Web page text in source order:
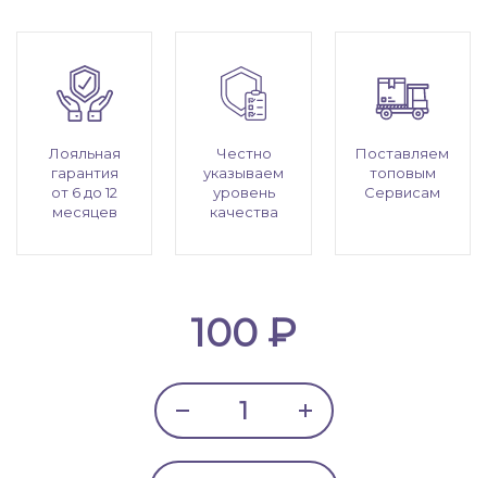
Лояльная
гарантия
от 6 до 12
месяцев
Честно
указываем
уровень
качества
Поставляем
топовым
Сервисам
100 ₽